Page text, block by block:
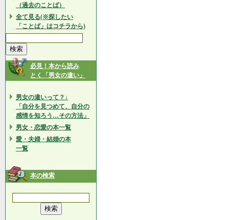
（過去のことば）
全て見る(※探したい
「ことば」はコチラから)
必見！本から読み
とく「男女の違い」
男女の違いって？↓
「自分を見つめて、自分の
感情を知ろう…その方法」
男女・恋愛の本一覧
愛・夫婦・結婚の本
一覧
本の検索